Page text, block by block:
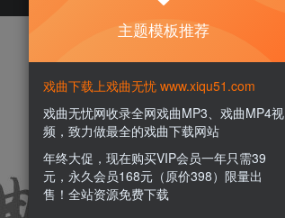
主题模板推荐
戏曲下载上戏曲无忧 www.xiqu51.com
戏曲无忧网收录全网戏曲MP3、戏曲MP4视
频，致力做最全的戏曲下载网站
年终大促，现在购买VIP会员一年只需39
元，永久会员168元（原价398）限量出
售！全站资源免费下载